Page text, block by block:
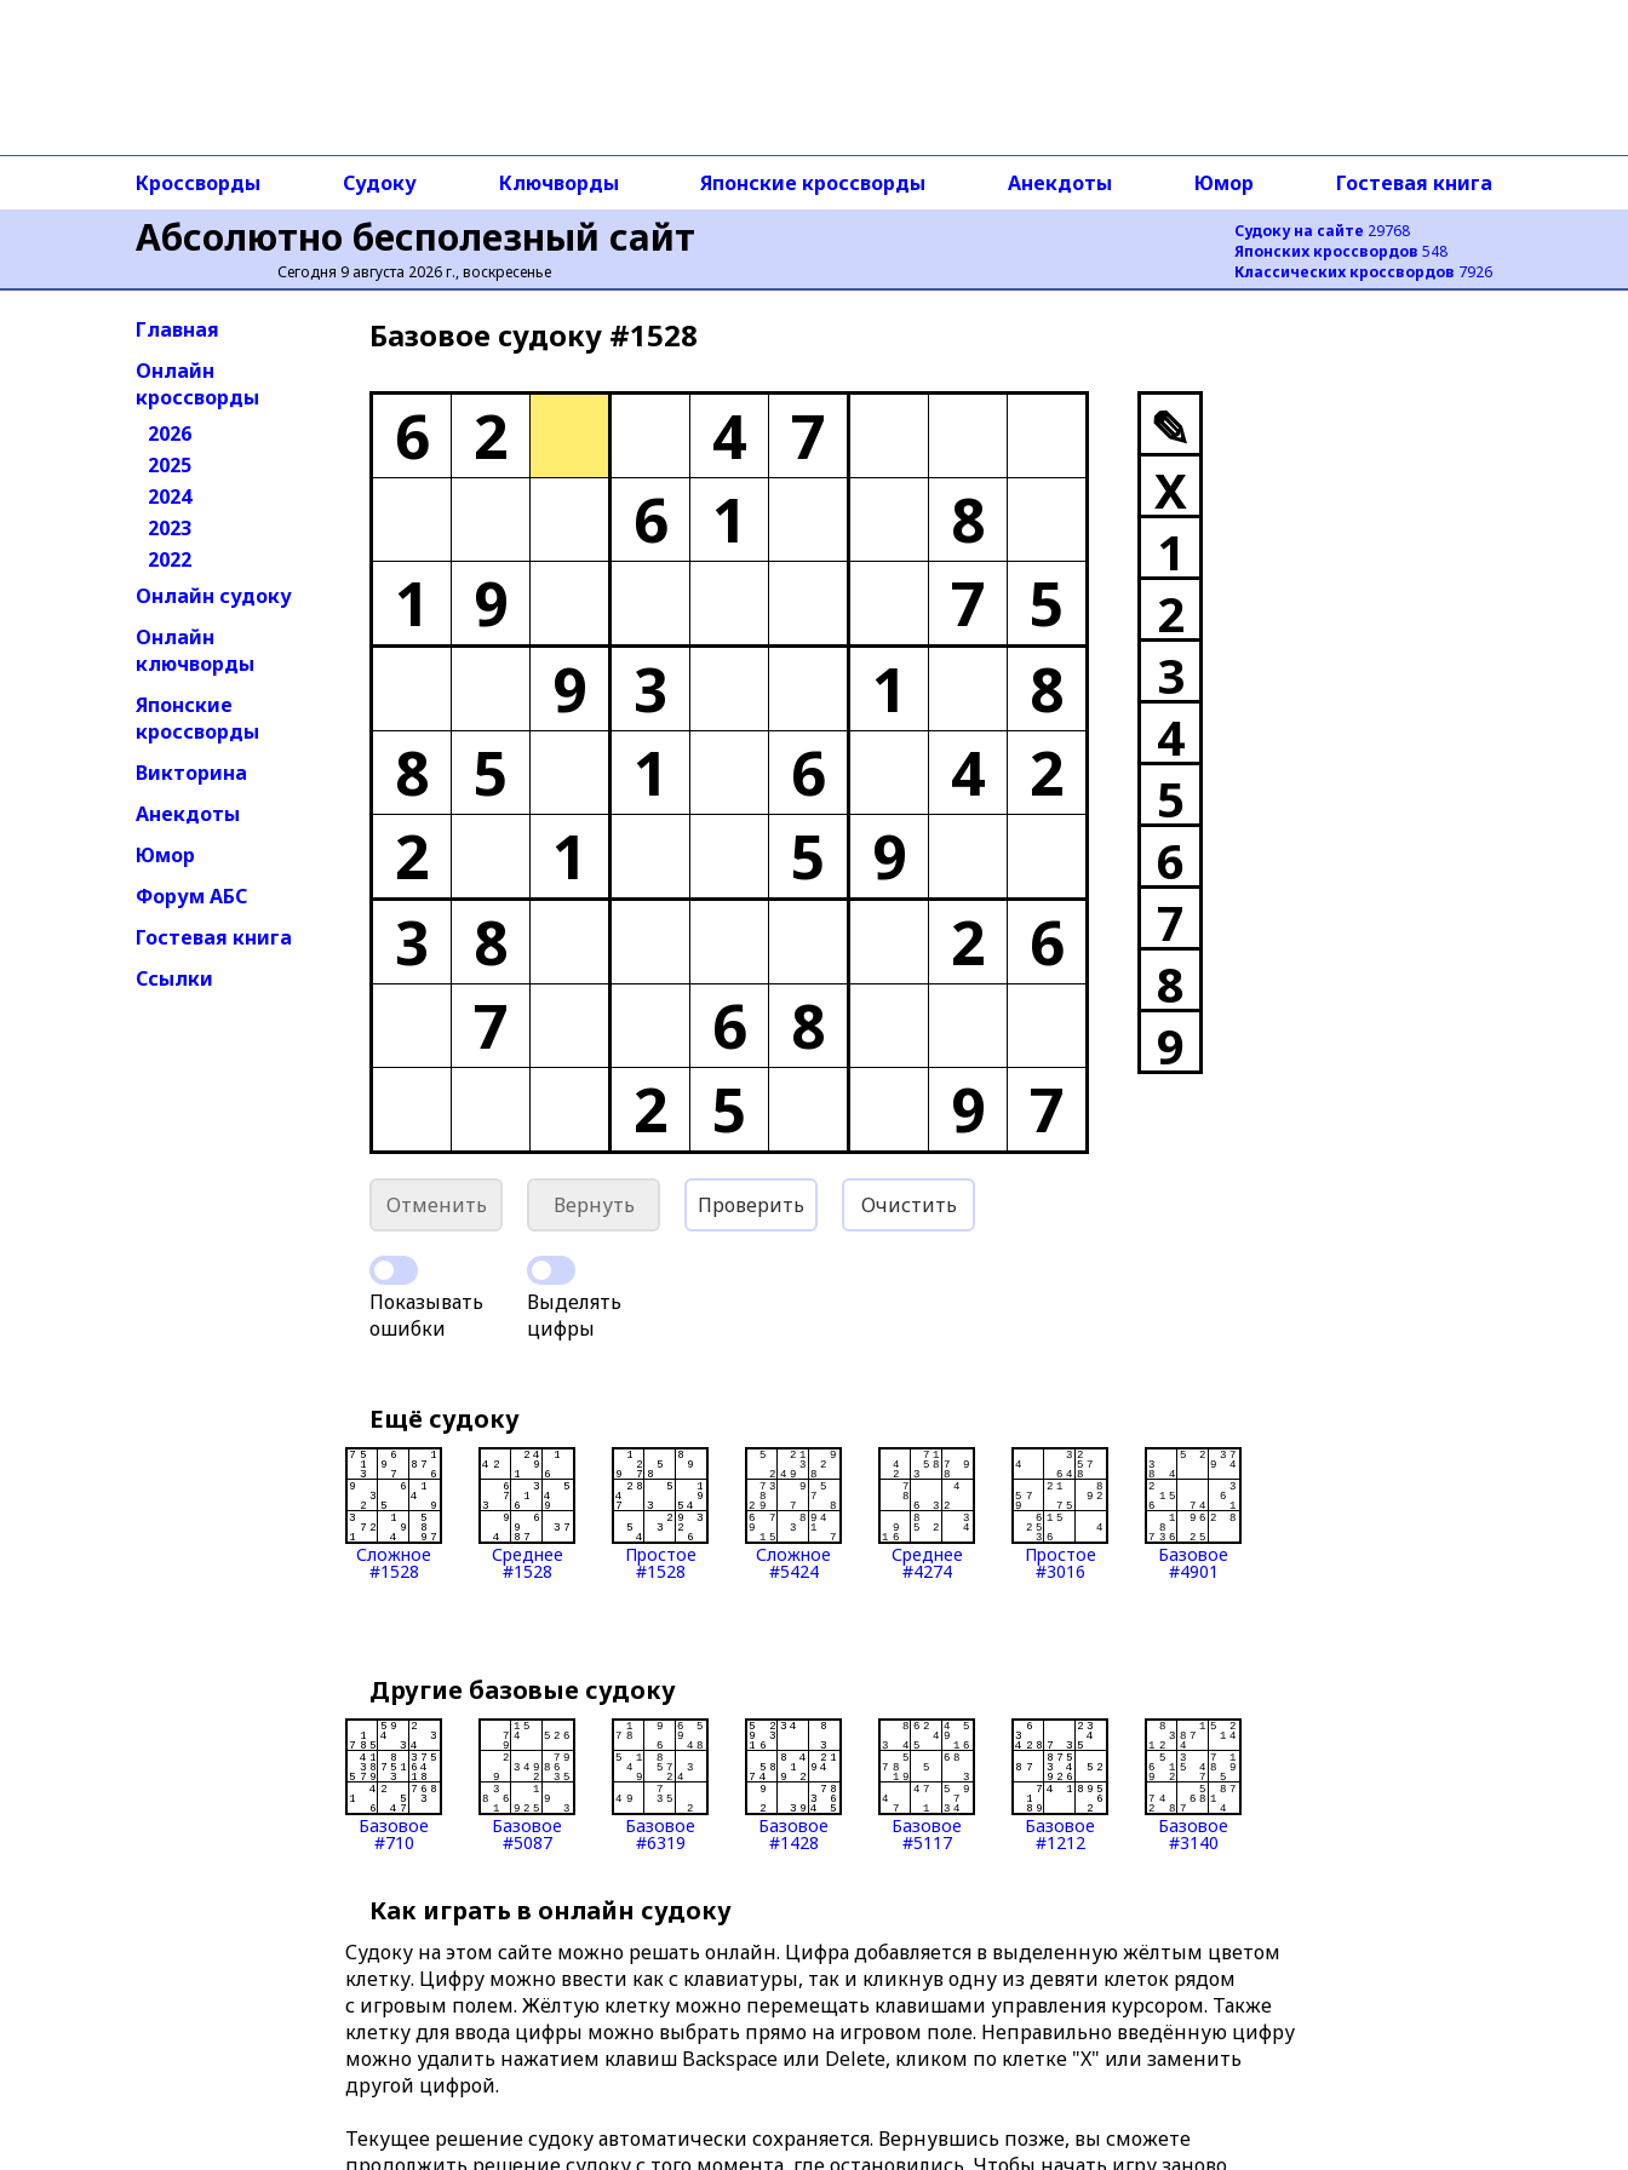
Абсолютно бесполезный сайт
Сегодня 9 августа 2026 г., воскресенье
Судоку на сайте 29768
Японских кроссвордов 548
Классических кроссвордов 7926
Кроссворды Судоку Ключворды Японские кроссворды Анекдоты Юмор Гостевая книга
Главная
Онлайн
кроссворды
2026
2025
2024
2023
2022
Онлайн судоку
Онлайн
ключворды
Японские
кроссворды
Викторина
Анекдоты
Юмор
Форум АБС
Гостевая книга
Ссылки
Базовое cудоку #1528
6 2 4 7
6 1
8
1
9 7 5
9
3 1
8
8 5 1 6 4 2
2
1 5
9
3
8 2 6
7
6 8
2 5 9 7
✎
X
1
2
3
4
5
6
7
8
9
Отменить Вернуть Проверить Очистить
Показывать
ошибки
Выделять
цифры
Ещё судоку
Сложное
#1528
Среднее
#1528
Простое
#1528
Сложное
#5424
Среднее
#4274
Простое
#3016
Базовое
#4901
Другие базовые судоку
Базовое
#710
Базовое
#5087
Базовое
#6319
Базовое
#1428
Базовое
#5117
Базовое
#1212
Базовое
#3140
Как играть в онлайн судоку
Судоку на этом сайте можно решать онлайн. Цифра добавляется в выделенную жёлтым цветом
клетку. Цифру можно ввести как с клавиатуры, так и кликнув одну из девяти клеток рядом
с игровым полем. Жёлтую клетку можно перемещать клавишами управления курсором. Также
клетку для ввода цифры можно выбрать прямо на игровом поле. Неправильно введённую цифру
можно удалить нажатием клавиш Backspace или Delete, кликом по клетке "X" или заменить
другой цифрой.
Текущее решение судоку автоматически сохраняется. Вернувшись позже, вы сможете